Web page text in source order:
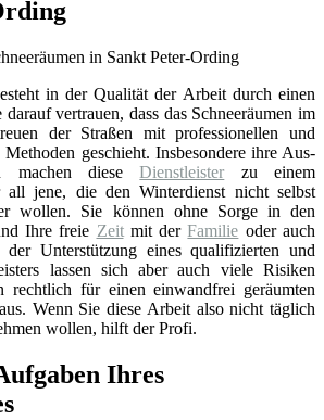
in der Qualität der Arbeit durch einen
vertrauen, dass das Schneeräumen im
der Straßen mit professionellen und
geschieht. Insbesondere ihre Aus-
machen dieseDienstleister zu einem
jene, die den Winterdienst nicht selbst
wollen. Sie können ohne Sorge in den
Ihre freie Zeitmit derFamilie oder auch
Unterstützung eines qualifizierten und
lassen sich aber auch viele Risiken
rechtlich für einen einwandfrei geräumten
Wenn Sie diese Arbeit also nicht täglich
wollen, hilft der Profi.
Ihres